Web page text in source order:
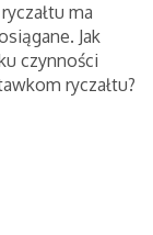
ma
Jak
czynności
ryczałtu?